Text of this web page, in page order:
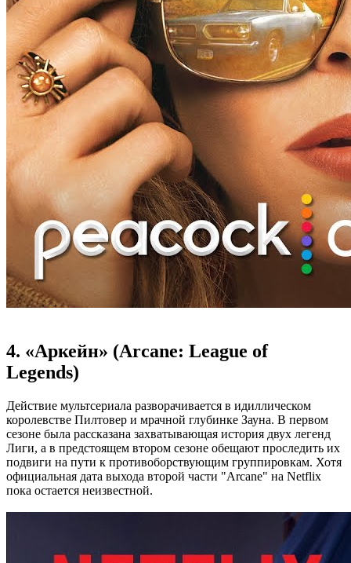
4. «Аркейн» (Arcane: League of
Legends)
Действие мультсериала разворачивается в идиллическом
королевстве Пилтовер и мрачной глубинке Зауна. В первом
сезоне была рассказана захватывающая история двух легенд
Лиги, а в предстоящем втором сезоне обещают проследить их
подвиги на пути к противоборствующим группировкам. Хотя
официальная дата выхода второй части "Arcane" на Netflix
пока остается неизвестной.